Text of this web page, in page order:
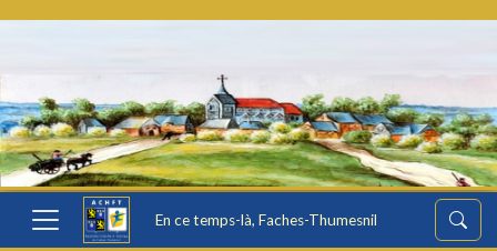
En ce temps-là, Faches-Thumesnil